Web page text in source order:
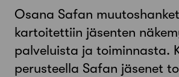
Osana Safan
kartoitettiin jäsenten
palveluista ja toiminnasta.
perusteella Safan jäsenet